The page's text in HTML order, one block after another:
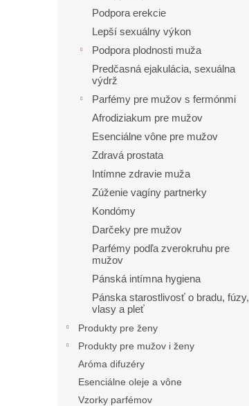
Podpora erekcie
Lepší sexuálny výkon
Podpora plodnosti muža
Predčasná ejakulácia, sexuálna
výdrž
Parfémy pre mužov s fermónmi
Afrodiziakum pre mužov
Esenciálne vône pre mužov
Zdravá prostata
Intímne zdravie muža
Zúženie vagíny partnerky
Kondómy
Darčeky pre mužov
Parfémy podľa zverokruhu pre
mužov
Pánská intímna hygiena
Pánska starostlivosť o bradu, fúzy,
vlasy a pleť
Produkty pre ženy
Produkty pre mužov i ženy
Aróma difuzéry
Esenciálne oleje a vône
Vzorky parfémov